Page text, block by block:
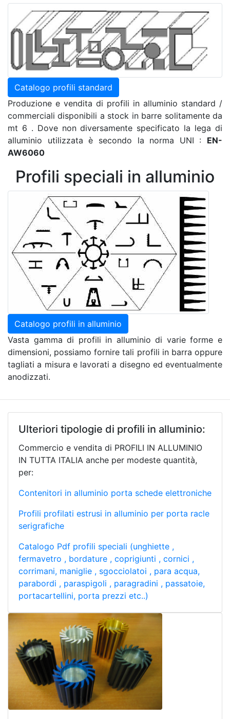
Catalogo profili standard
Produzione e vendita di profili in alluminio standard /
commerciali disponibili a stock in barre solitamente da
mt 6 . Dove non diversamente specificato la lega di
alluminio utilizzata è secondo la norma UNI : EN-
AW6060
Profili speciali in alluminio
Catalogo profili in alluminio
Vasta gamma di profili in alluminio di varie forme e
dimensioni, possiamo fornire tali profili in barra oppure
tagliati a misura e lavorati a disegno ed eventualmente
anodizzati.
Ulteriori tipologie di profili in alluminio:
Commercio e vendita di PROFILI IN ALLUMINIO
IN TUTTA ITALIA anche per modeste quantità,
per:
Contenitori in alluminio porta schede elettroniche
Profili profilati estrusi in alluminio per porta racle
serigrafiche
Catalogo Pdf profili speciali (unghiette ,
fermavetro , bordature , coprigiunti , cornici ,
corrimani, maniglie , sgocciolatoi , para acqua,
parabordi , paraspigoli , paragradini , passatoie,
portacartellini, porta prezzi etc..)